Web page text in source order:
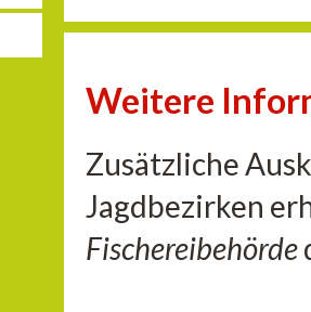
Weitere
Zusätzliche
Jagdbezirken
Fischereibehörde